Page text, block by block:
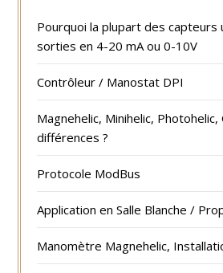
Pourquoi la plupart des capteurs
sorties en 4-20 mA ou 0-10V
Contrôleur / Manostat DPI
Magnehelic, Minihelic, Photohelic,
différences ?
Protocole ModBus
Application en Salle Blanche /
Manomètre Magnehelic,